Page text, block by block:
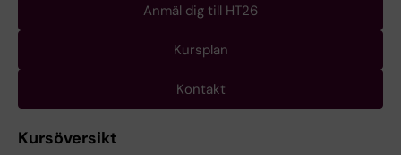
Anmäl dig till HT26
Kursplan
Kontakt
Kursöversikt